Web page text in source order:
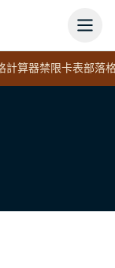
計算器禁限卡表部落